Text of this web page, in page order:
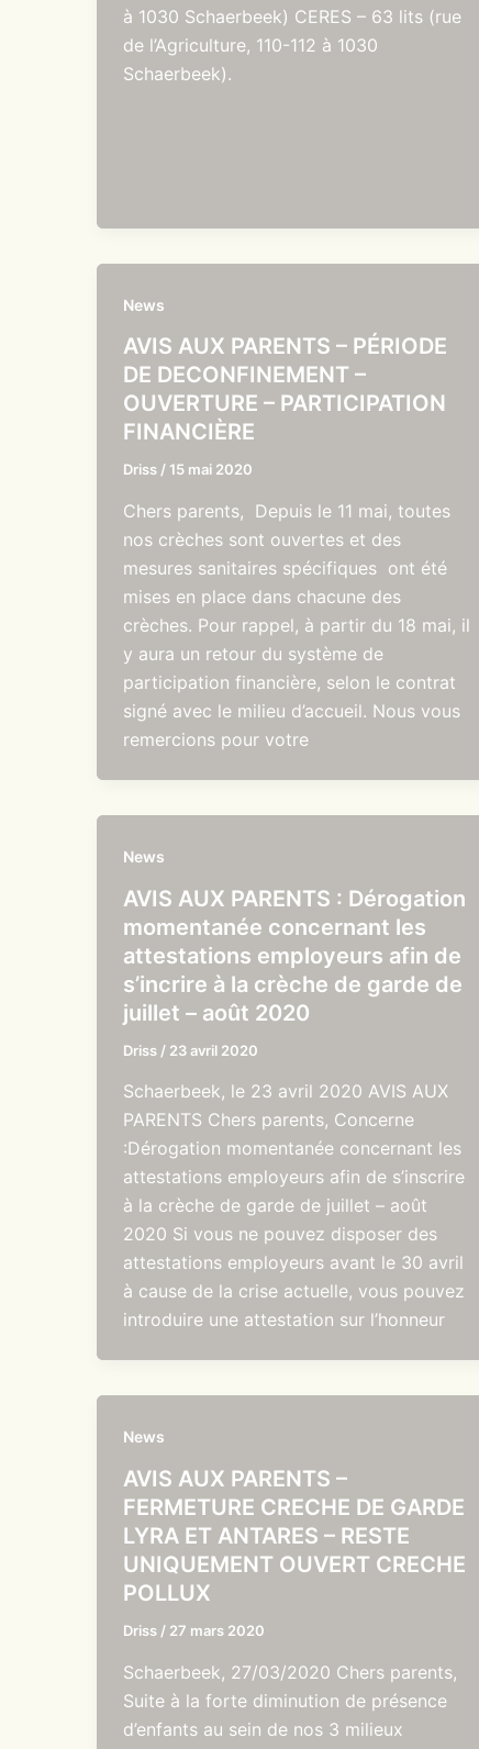
à 1030 Schaerbeek) CERES – 63 lits (rue
de l’Agriculture, 110-112 à 1030
Schaerbeek).
News
AVIS AUX PARENTS – PÉRIODE
DE DECONFINEMENT –
OUVERTURE – PARTICIPATION
FINANCIÈRE
Driss / 15 mai 2020
Chers parents, Depuis le 11 mai, toutes
nos crèches sont ouvertes et des
mesures sanitaires spécifiques ont été
mises en place dans chacune des
crèches. Pour rappel, à partir du 18 mai, il
y aura un retour du système de
participation financière, selon le contrat
signé avec le milieu d’accueil. Nous vous
remercions pour votre
News
AVIS AUX PARENTS : Dérogation
momentanée concernant les
attestations employeurs afin de
s’incrire à la crèche de garde de
juillet – août 2020
Driss / 23 avril 2020
Schaerbeek, le 23 avril 2020 AVIS AUX
PARENTS Chers parents, Concerne
:Dérogation momentanée concernant les
attestations employeurs afin de s’inscrire
à la crèche de garde de juillet – août
2020 Si vous ne pouvez disposer des
attestations employeurs avant le 30 avril
à cause de la crise actuelle, vous pouvez
introduire une attestation sur l’honneur
News
AVIS AUX PARENTS –
FERMETURE CRECHE DE GARDE
LYRA ET ANTARES – RESTE
UNIQUEMENT OUVERT CRECHE
POLLUX
Driss / 27 mars 2020
Schaerbeek, 27/03/2020 Chers parents,
Suite à la forte diminution de présence
d’enfants au sein de nos 3 milieux